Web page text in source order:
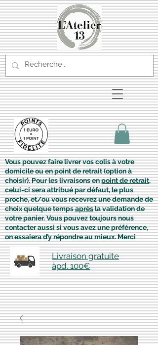
Vous pouvez faire livrer vos colis à votre
domicile ou en point de retrait (option à
choisir). Pour les livraisons enpoint de retrait,
celui-ci sera attribué par défaut, le plus
proche, et/ou vous recevrez une demande de
choix quelque tempsaprèsla validation de
votre panier. Vous pouvez toujours nous
contacter aussi si vous avez une préférence,
on essaiera d’y répondre au mieux. Merci
Livraison gratuite
àpd. 100€